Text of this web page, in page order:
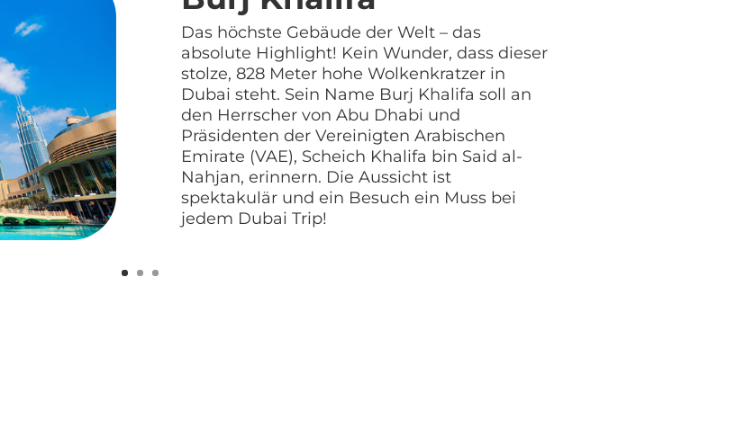
Das höchste Gebäude der Welt – das
absolute Highlight! Kein Wunder, dass dieser
stolze, 828 Meter hohe Wolkenkratzer in
Dubai steht. Sein Name Burj Khalifa soll an
den Herrscher von Abu Dhabi und
Präsidenten der Vereinigten Arabischen
Emirate (VAE), Scheich Khalifa bin Said al-
Nahjan, erinnern. Die Aussicht ist
spektakulär und ein Besuch ein Muss bei
jedem Dubai Trip!